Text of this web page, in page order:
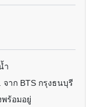
ำ
จาก BTS กรุงธนบุรี
ร้อมอยู่